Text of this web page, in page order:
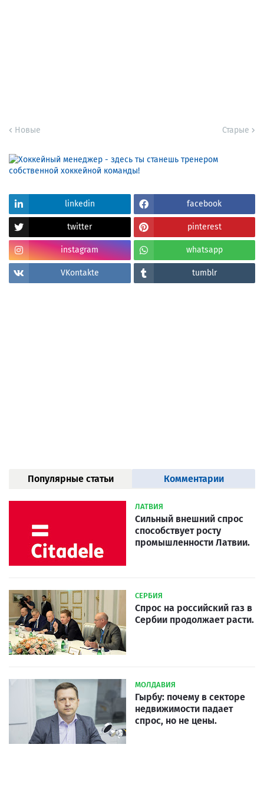
Новые Старые
linkedin facebook
twitter pinterest
instagram whatsapp
VKontakte tumblr
Популярные статьи Комментарии
ЛАТВИЯ
Сильный внешний спрос
способствует росту
промышленности Латвии.
СЕРБИЯ
Спрос на российский газ в
Сербии продолжает расти.
МОЛДАВИЯ
Гырбу: почему в секторе
недвижимости падает
спрос, но не цены.